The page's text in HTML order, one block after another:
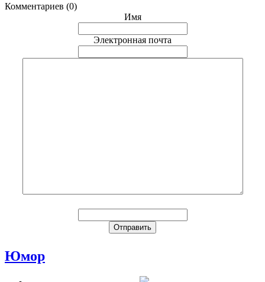
Комментариев (0)
Имя
Электронная почта
Юмор